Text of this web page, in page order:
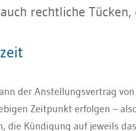
rechtliche
der Anstellungsvertrag
Zeitpunkt erfolgen –
die Kündigung auf jeweils